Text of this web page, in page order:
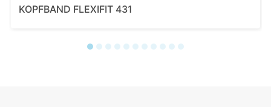
KOPFBAND FLEXIFIT 431